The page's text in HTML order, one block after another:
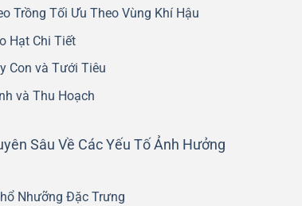
Trồng Tối Ưu Theo Vùng Khí Hậu
Hạt Chi Tiết
Con và Tưới Tiêu
và Thu Hoạch
Sâu Về Các Yếu Tố Ảnh Hưởng
Nhưỡng Đặc Trưng